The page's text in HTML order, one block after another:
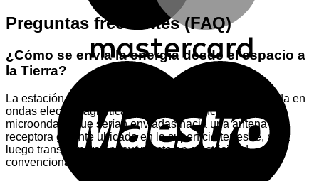
Preguntas frecuentes (FAQ)
¿Cómo se envía la energía desde el espacio a
la Tierra?
La estación espacial convertiría la energía solar captada en
ondas electromagnéticas de alta frecuencia (como las
microondas), que serían enviadas hacia una antena
receptora gigante ubicada en la superficie terrestre, para
luego transformarse nuevamente en electricidad
convencional.